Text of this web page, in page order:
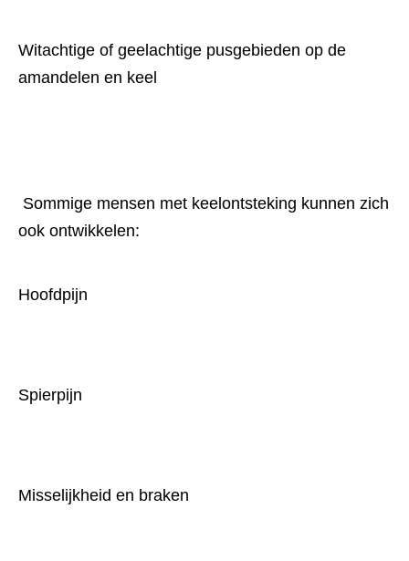
Witachtige of geelachtige pusgebieden op de
amandelen en keel
ook ontwikkelen:
Hoofdpijn
Spierpijn
Misselijkheid en braken